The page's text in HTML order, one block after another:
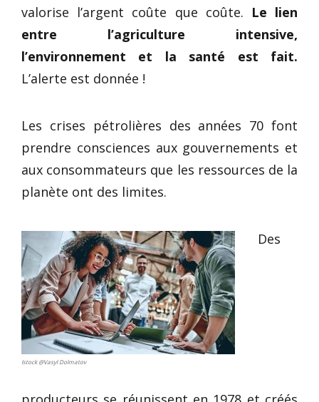
valorise l’argent coûte que coûte. Le lien
entre l’agriculture intensive,
l’environnement et la santé est fait.
L’alerte est donnée !
Les crises pétrolières des années 70 font
prendre consciences aux gouvernements et
aux consommateurs que les ressources de la
planète ont des limites.
Istock @Vasyl Dolmatov
Des